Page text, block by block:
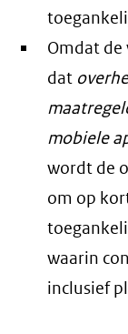
Omdat
dat
mobiele
wordt de
om op
waarin
inclusief